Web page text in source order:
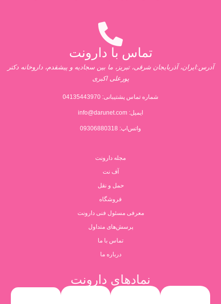
تماس با دارونت
آدرس:ایران، آذربایجان شرقی، تبریز، ما بین سجادیه و پیشقدم، داروخانه دکتر
پورعلی اکبری
شماره تماس پشتیبانی: 04135443970
ایمیل: info@darunet.com
واتس‌اپ: 09306880318
مجله دارونت
آف نت
حمل و نقل
فروشگاه
معرفی مسئول فنی دارونت
پرسش‌های متداول
تماس با ما
درباره ما
نمادهای دارونت